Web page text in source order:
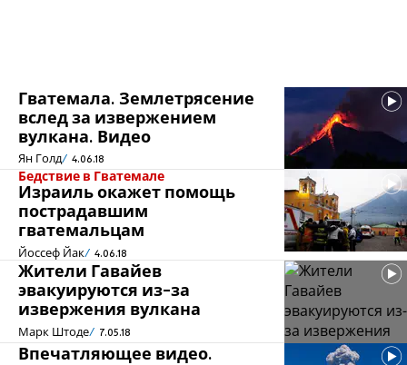
Гватемала. Землетрясение
вслед за извержением
вулкана. Видео
Ян Голд 4.06.18
Бедствие в Гватемале
Израиль окажет помощь
пострадавшим
гватемальцам
Йоссеф Йак 4.06.18
Жители Гавайев
эвакуируются из-за
извержения вулкана
Марк Штоде 7.05.18
Впечатляющее видео.